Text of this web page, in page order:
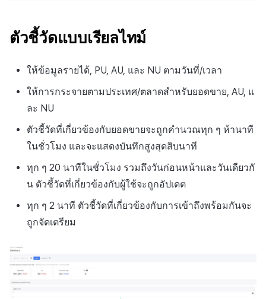
ตัวชี้วัดแบบเรียลไทม์
ให้ข้อมูลรายได้, PU, AU, และ NU ตามวันที่/เวลา
ให้การกระจายตามประเทศ/ตลาดสำหรับยอดขาย, AU, แ
ละ NU
ตัวชี้วัดที่เกี่ยวข้องกับยอดขายจะถูกคำนวณทุก ๆ ห้านาที
ในชั่วโมง และจะแสดงบันทึกสูงสุดสิบนาที
ทุก ๆ 20 นาทีในชั่วโมง รวมถึงวันก่อนหน้าและวันเดียวกั
น ตัวชี้วัดที่เกี่ยวข้องกับผู้ใช้จะถูกอัปเดต
ทุก ๆ 2 นาที ตัวชี้วัดที่เกี่ยวข้องกับการเข้าถึงพร้อมกันจะ
ถูกจัดเตรียม